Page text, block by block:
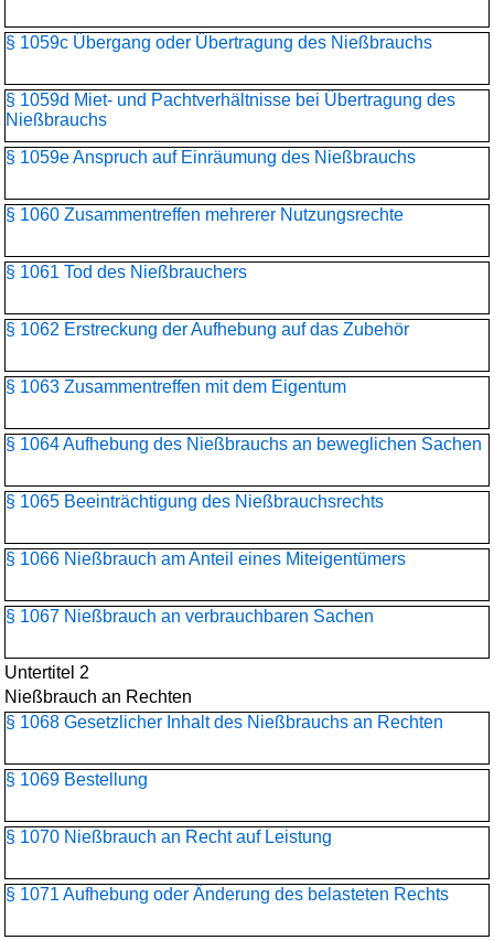
§ 1059c Übergang oder Übertragung des Nießbrauchs
§ 1059d Miet- und Pachtverhältnisse bei Übertragung des
Nießbrauchs
§ 1059e Anspruch auf Einräumung des Nießbrauchs
§ 1060 Zusammentreffen mehrerer Nutzungsrechte
§ 1061 Tod des Nießbrauchers
§ 1062 Erstreckung der Aufhebung auf das Zubehör
§ 1063 Zusammentreffen mit dem Eigentum
§ 1064 Aufhebung des Nießbrauchs an beweglichen Sachen
§ 1065 Beeinträchtigung des Nießbrauchsrechts
§ 1066 Nießbrauch am Anteil eines Miteigentümers
§ 1067 Nießbrauch an verbrauchbaren Sachen
Untertitel 2
Nießbrauch an Rechten
§ 1068 Gesetzlicher Inhalt des Nießbrauchs an Rechten
§ 1069 Bestellung
§ 1070 Nießbrauch an Recht auf Leistung
§ 1071 Aufhebung oder Änderung des belasteten Rechts